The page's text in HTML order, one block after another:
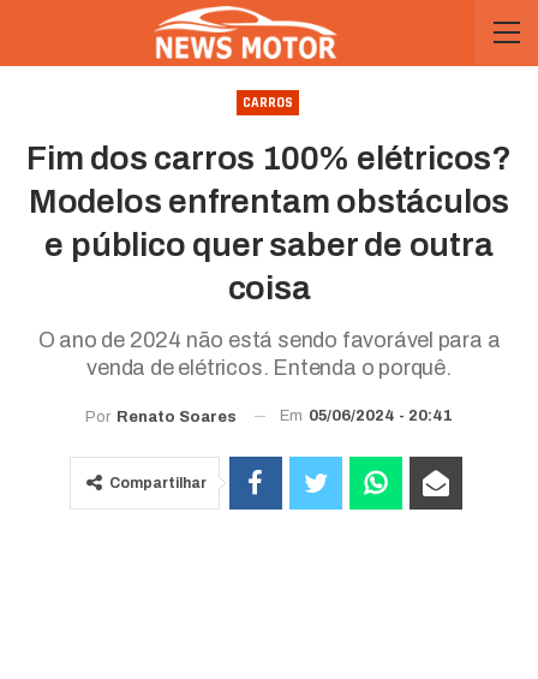
CARROS
Fim dos carros 100% elétricos?
Modelos enfrentam obstáculos
e público quer saber de outra
coisa
O ano de 2024 não está sendo favorável para a
venda de elétricos. Entenda o porquê.
Por Renato Soares Em 05/06/2024 - 20:41
Compartilhar